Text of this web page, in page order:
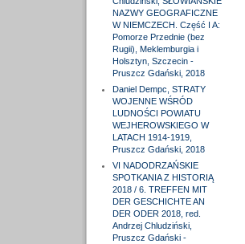
NAZWY GEOGRAFICZNE
W NIEMCZECH. Część I A:
Pomorze Przednie (bez
Rugii), Meklemburgia i
Holsztyn, Szczecin -
Pruszcz Gdański, 2018
Daniel Dempc, STRATY
WOJENNE WŚRÓD
LUDNOŚCI POWIATU
WEJHEROWSKIEGO W
LATACH 1914-1919,
Pruszcz Gdański, 2018
VI NADODRZAŃSKIE
SPOTKANIA Z HISTORIĄ
2018 / 6. TREFFEN MIT
DER GESCHICHTE AN
DER ODER 2018, red.
Andrzej Chludziński,
Pruszcz Gdański -